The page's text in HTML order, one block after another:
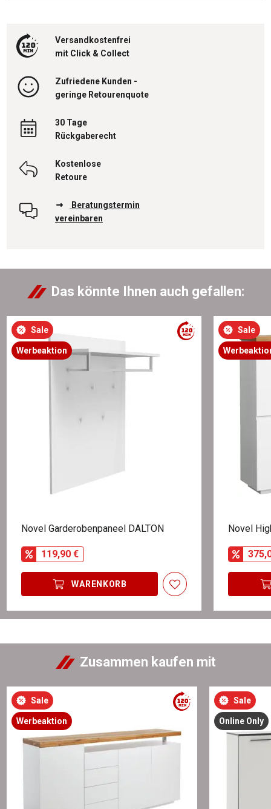
Versandkostenfrei
mit Click & Collect
Zufriedene Kunden -
geringe Retourenquote
30 Tage
Rückgaberecht
Kostenlose
Retoure
Beratungstermin
vereinbaren
Das könnte Ihnen auch gefallen:
Sale
Werbeaktion
Novel Garderobenpaneel DALTON
119,90 €
WARENKORB
Sale
Novel
Zusammen kaufen mit
Sale
Werbeaktion
Sale
Online Only